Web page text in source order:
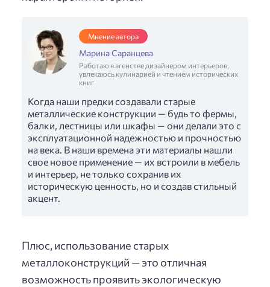
Мнение автора
Марина Саранцева
Работаю в агенстве дизайнером интерьеров,
увлекаюсь кулинарией и чтением исторических
книг
Когда наши предки создавали старые
металлические конструкции — будь то фермы,
балки, лестницы или шкафы — они делали это с
эксплуатационной надежностью и прочностью
на века. В наши времена эти материалы нашли
свое новое применение — их встроили в мебель
и интерьер, не только сохранив их
историческую ценность, но и создав стильный
акцент.
Плюс, использование старых
металлоконструкций — это отличная
возможность проявить экологическую